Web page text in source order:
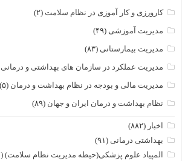
کارورزی و کار آموزی در نظام سلامت (۲)
مدیریت آموزشی (۴۹)
مدیریت بیمارستانی (۸۳)
مدیریت عملکرد در سازمان های بهداشتی و درمانی
مدیریت مالی و بودجه در نظام بهداشت و درمان (۵)
نظام بهداشت و درمان ایران و جهان (۸۹)
اخبار (۸۸۲)
بهداشتی درمانی (۹۱)
المپیاد علوم پزشکی(حیطه مدیریت نظام سلامت) (۶)